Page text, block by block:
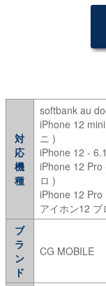
対
応
機
種
softbank au
iPhone 12
ニ )
iPhone 12 -
iPhone 12 Pro
ロ )
iPhone 12 Pro
アイホン12
ブ
ラ
ン
ド
CG MOBILE